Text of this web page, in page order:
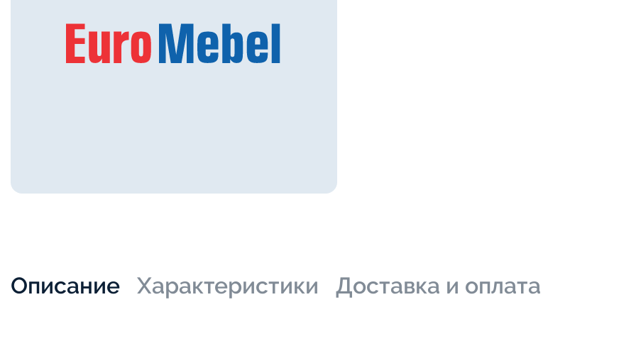
Описание Характеристики Доставка и оплата